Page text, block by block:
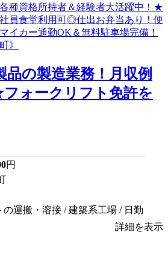
品の製造業務！月収例
ォークリフト免許を
円
の運搬・溶接 / 建築系工場 / 日勤
詳細を表示